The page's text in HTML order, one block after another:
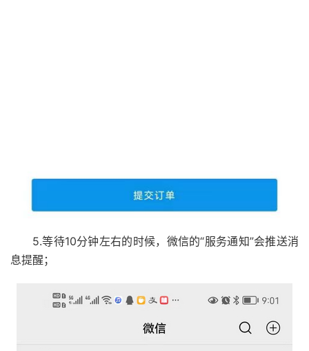
5.等待10分钟左右的时候，微信的“服务通知”会推送消
息提醒；